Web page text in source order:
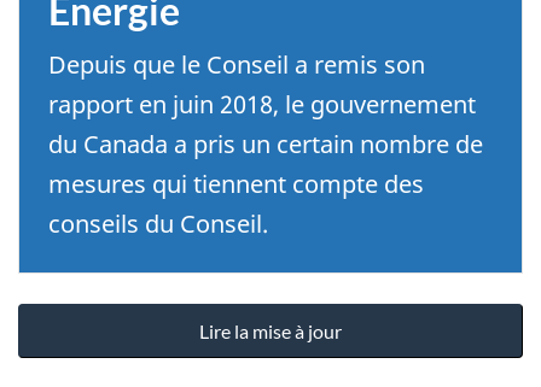
Énergie
Depuis que le Conseil a remis son
rapport en juin 2018, le gouvernement
du Canada a pris un certain nombre de
mesures qui tiennent compte des
conseils du Conseil.
Lire la mise à jour